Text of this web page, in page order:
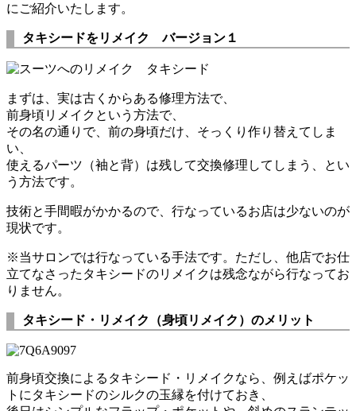
にご紹介いたします。
タキシードをリメイク バージョン１
まずは、実は古くからある修理方法で、
前身頃リメイクという方法で、
その名の通りで、前の身頃だけ、そっくり作り替えてしま
い、
使えるパーツ（袖と背）は残して交換修理してしまう、とい
う方法です。
技術と手間暇がかかるので、行なっているお店は少ないのが
現状です。
※当サロンでは行なっている手法です。ただし、他店でお仕
立てなさったタキシードのリメイクは残念ながら行なってお
りません。
タキシード・リメイク（身頃リメイク）のメリット
前身頃交換によるタキシード・リメイクなら、例えばポケッ
トにタキシードのシルクの玉縁を付けておき、